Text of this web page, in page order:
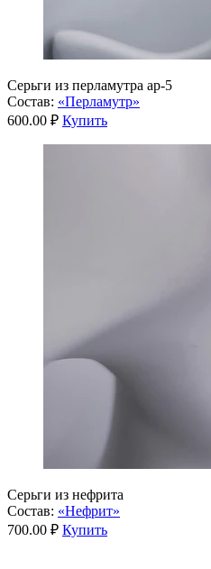
Серьги из перламутра ар-5
Состав: «Перламутр»
600.00 ₽ Купить
Серьги из нефрита
Состав: «Нефрит»
700.00 ₽ Купить